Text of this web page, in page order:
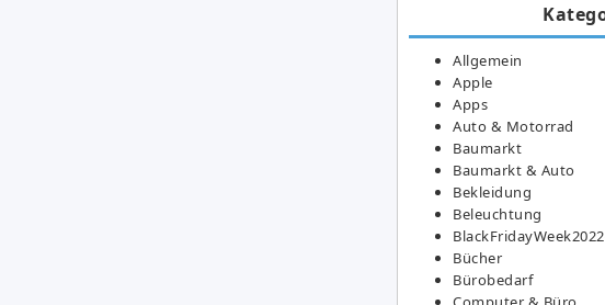
Allgemein
Apple
Apps
Auto & Motorrad
Baumarkt
Baumarkt & Auto
Bekleidung
Beleuchtung
Bücher
Bürobedarf